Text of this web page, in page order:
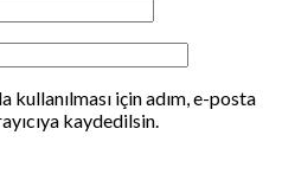
kullanılması için adım, e-posta
kaydedilsin.